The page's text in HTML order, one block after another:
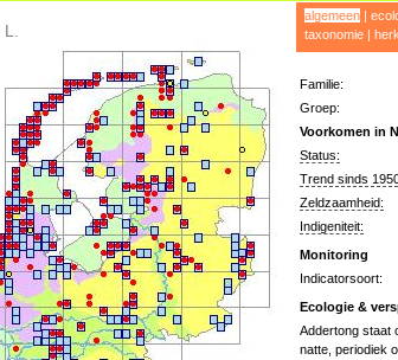
L.
algemeen|
taxonomie|
Familie:
Groep:
Voorkomen in
Status:
Trend sinds
Zeldzaamheid:
Indigeniteit:
Monitoring
Indicatorsoort:
Ecologie &
Addertong staat
natte, periodiek